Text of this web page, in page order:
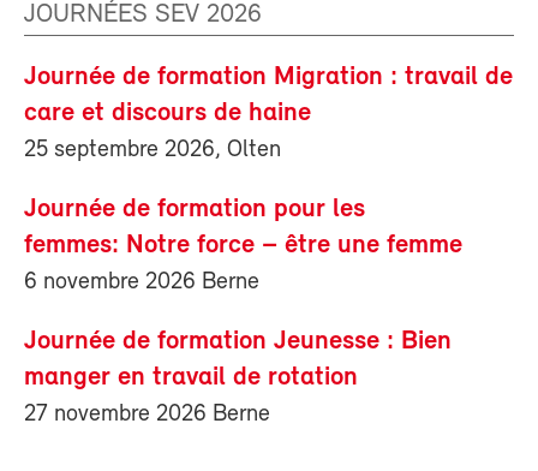
JOURNÉES SEV 2026
Journée de formation Migration : travail de
care et discours de haine
25 septembre 2026, Olten
Journée de formation pour les
femmes: Notre force – être une femme
6 novembre 2026 Berne
Journée de formation Jeunesse : Bien
manger en travail de rotation
27 novembre 2026 Berne